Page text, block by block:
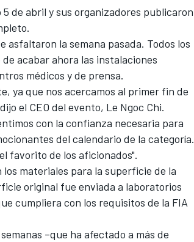
5 de abril y sus organizadores publicaron
la semana pasada. Todos los
acabar ahora las instalaciones
médicos y de prensa.
ya que nos acercamos al primer fin de
el CEO del evento, Le Ngoc Chi.
con la confianza necesaria para
del calendario de la categoría.
favorito de los aficionados".
materiales para la superficie de la
original fue enviada a laboratorios
cumpliera con los requisitos de la FIA
–que ha afectado a más de